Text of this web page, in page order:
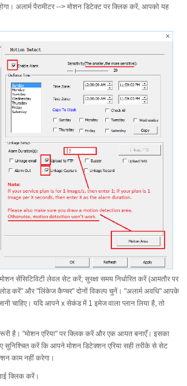
अलार्म पैरामीटर --> मोशन डिटेक्ट पर क्लिक करें, आपको यह
सेंसिटिविटी लेवल सेट करें; सुरक्षा समय निर्धारित करें (आमतौर पर
करें" और "लिंकेज कैप्चर" दोनों विकल्प चुनें। "अलार्म अवधि" आपके
चाहिए। यदि आपने x सेकंड में 1 इमेज वाला प्लान लिया है, तो
है। "मोशन एरिया" पर क्लिक करें और एक आयत बनाएँ। इसका
सुनिश्चित करें कि आपने मोशन डिटेक्शन एरिया सही तरीके से सेट
काम नहीं करेगा।
क्लिक करें।